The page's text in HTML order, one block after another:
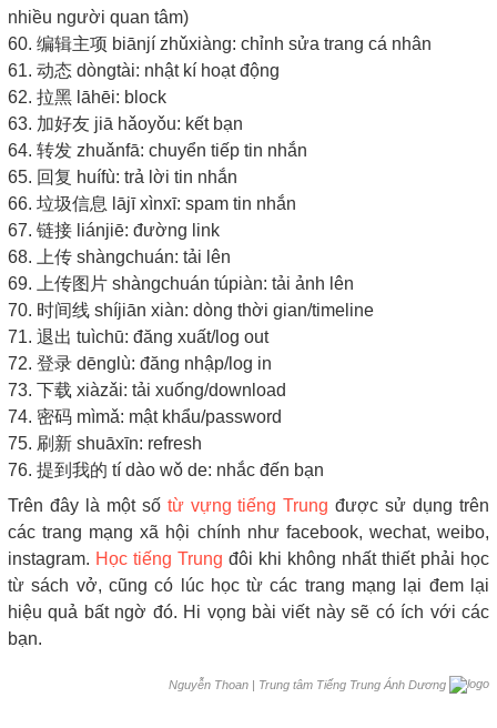
nhiều người quan tâm)
60. 编辑主项 biānjí zhǔxiàng: chỉnh sửa trang cá nhân
61. 动态 dòngtài: nhật kí hoạt động
62. 拉黑 lāhēi: block
63. 加好友 jiā hǎoyǒu: kết bạn
64. 转发 zhuǎnfā: chuyển tiếp tin nhắn
65. 回复 huífù: trả lời tin nhắn
66. 垃圾信息 lājī xìnxī: spam tin nhắn
67. 链接 liánjiē: đường link
68. 上传 shàngchuán: tải lên
69. 上传图片 shàngchuán túpiàn: tải ảnh lên
70. 时间线 shíjiān xiàn: dòng thời gian/timeline
71. 退出 tuìchū: đăng xuất/log out
72. 登录 dēnglù: đăng nhập/log in
73. 下载 xiàzǎi: tải xuống/download
74. 密码 mìmǎ: mật khẩu/password
75. 刷新 shuāxīn: refresh
76. 提到我的 tí dào wǒ de: nhắc đến bạn
Trên đây là một số từ vựng tiếng Trung được sử dụng trên
các trang mạng xã hội chính như facebook, wechat, weibo,
instagram. Học tiếng Trung đôi khi không nhất thiết phải học
từ sách vở, cũng có lúc học từ các trang mạng lại đem lại
hiệu quả bất ngờ đó. Hi vọng bài viết này sẽ có ích với các
bạn.
Nguyễn Thoan | Trung tâm Tiếng Trung Ánh Dương